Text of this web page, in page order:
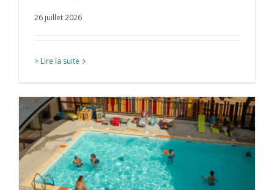
26 juillet 2026
> Lire la suite